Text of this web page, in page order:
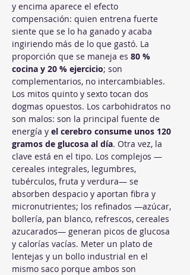
y encima aparece el efecto
compensación: quien entrena fuerte
siente que se lo ha ganado y acaba
ingiriendo más de lo que gastó. La
proporción que se maneja es 80 %
cocina y 20 % ejercicio; son
complementarios, no intercambiables.
Los mitos quinto y sexto tocan dos
dogmas opuestos. Los carbohidratos no
son malos: son la principal fuente de
energía y el cerebro consume unos 120
gramos de glucosa al día. Otra vez, la
clave está en el tipo. Los complejos —
cereales integrales, legumbres,
tubérculos, fruta y verdura— se
absorben despacio y aportan fibra y
micronutrientes; los refinados —azúcar,
bollería, pan blanco, refrescos, cereales
azucarados— generan picos de glucosa
y calorías vacías. Meter un plato de
lentejas y un bollo industrial en el
mismo saco porque ambos son